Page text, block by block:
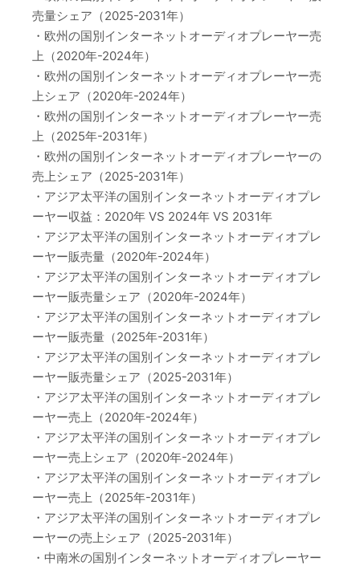
売量シェア（2025-2031年）
・欧州の国別インターネットオーディオプレーヤー売
上（2020年-2024年）
・欧州の国別インターネットオーディオプレーヤー売
上シェア（2020年-2024年）
・欧州の国別インターネットオーディオプレーヤー売
上（2025年-2031年）
・欧州の国別インターネットオーディオプレーヤーの
売上シェア（2025-2031年）
・アジア太平洋の国別インターネットオーディオプレ
ーヤー収益：2020年 VS 2024年 VS 2031年
・アジア太平洋の国別インターネットオーディオプレ
ーヤー販売量（2020年-2024年）
・アジア太平洋の国別インターネットオーディオプレ
ーヤー販売量シェア（2020年-2024年）
・アジア太平洋の国別インターネットオーディオプレ
ーヤー販売量（2025年-2031年）
・アジア太平洋の国別インターネットオーディオプレ
ーヤー販売量シェア（2025-2031年）
・アジア太平洋の国別インターネットオーディオプレ
ーヤー売上（2020年-2024年）
・アジア太平洋の国別インターネットオーディオプレ
ーヤー売上シェア（2020年-2024年）
・アジア太平洋の国別インターネットオーディオプレ
ーヤー売上（2025年-2031年）
・アジア太平洋の国別インターネットオーディオプレ
ーヤーの売上シェア（2025-2031年）
・中南米の国別インターネットオーディオプレーヤー